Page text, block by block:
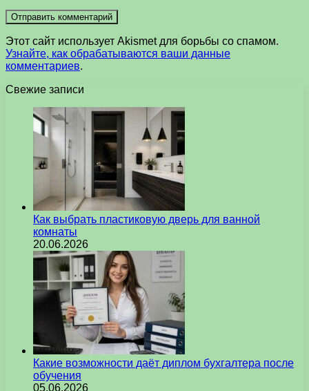
Этот сайт использует Akismet для борьбы со спамом.
Узнайте, как обрабатываются ваши данные
комментариев.
Свежие записи
Как выбрать пластиковую дверь для ванной
комнаты
20.06.2026
Какие возможности даёт диплом бухгалтера после
обучения
05.06.2026